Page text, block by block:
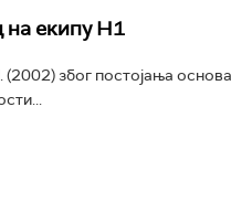
екипу Н1
због постојања